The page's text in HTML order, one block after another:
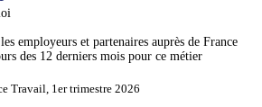
employeurs et partenaires auprès de France
des 12 derniers mois pour ce métier
Travail, 1er trimestre 2026